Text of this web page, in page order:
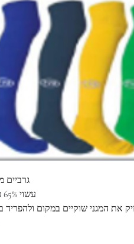
גרביים
עשוי 65% פוליאסטר 35% כותנה
את המגני שוקיים במקום ולהפריד